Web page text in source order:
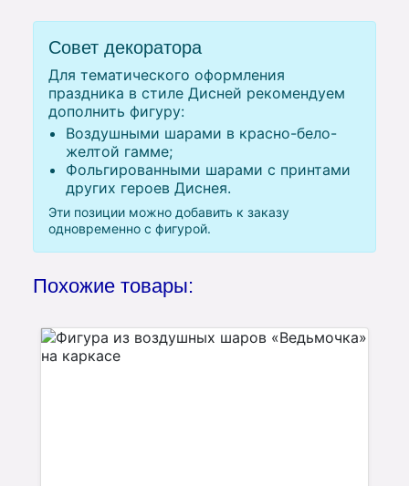
Совет декоратора
Для тематического оформления
праздника в стиле Дисней рекомендуем
дополнить фигуру:
Воздушными шарами в красно-бело-
желтой гамме;
Фольгированными шарами с принтами
других героев Диснея.
Эти позиции можно добавить к заказу
одновременно с фигурой.
Похожие товары: